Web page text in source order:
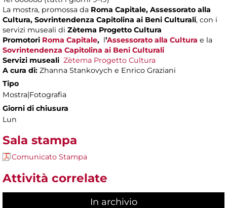
La mostra, promossa da Roma Capitale, Assessorato alla
Cultura, Sovrintendenza Capitolina ai Beni Culturali, con i
servizi museali di Zètema Progetto Cultura
Promotori Roma Capitale, l’Assessorato alla Cultura e la
Sovrintendenza Capitolina ai Beni Culturali
Servizi museali Zètema Progetto Cultura
A cura di: Zhanna Stankovych e Enrico Graziani
Tipo
Mostra|Fotografia
Giorni di chiusura
Lun
Sala stampa
Comunicato Stampa
Attività correlate
In archivio